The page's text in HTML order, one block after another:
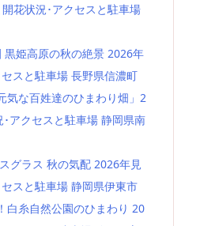
花状況･アクセスと駐車場
黒姫高原の秋の絶景 2026年
スと駐車場 長野県信濃町
気な百姓達のひまわり畑」2
アクセスと駐車場 静岡県南
グラス 秋の気配 2026年見
スと駐車場 静岡県伊東市
白糸自然公園のひまわり 20